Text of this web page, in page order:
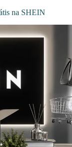
na SHEIN